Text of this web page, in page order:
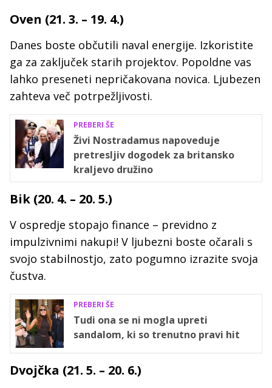
Oven (21. 3. – 19. 4.)
Danes boste občutili naval energije. Izkoristite
ga za zaključek starih projektov. Popoldne vas
lahko preseneti nepričakovana novica. Ljubezen
zahteva več potrpežljivosti.
PREBERI ŠE
Živi Nostradamus napoveduje
pretresljiv dogodek za britansko
kraljevo družino
Bik (20. 4. – 20. 5.)
V ospredje stopajo finance – previdno z
impulzivnimi nakupi! V ljubezni boste očarali s
svojo stabilnostjo, zato pogumno izrazite svoja
čustva.
PREBERI ŠE
Tudi ona se ni mogla upreti
sandalom, ki so trenutno pravi hit
Dvojčka (21. 5. – 20. 6.)